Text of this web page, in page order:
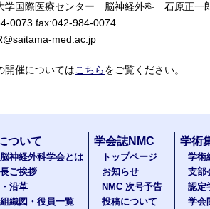
学国際医療センター 脳神経外科 石原正一
fax:042-984-0074
med.ac.jp
催についてはこちらをご覧ください。
ついて
脳神経外科学会とは
ご挨拶
沿革
織図・役員一覧
学会誌NMC
トップページ
お知らせ
NMC 次号予告
投稿について
学術
学術
支部
認定
学会